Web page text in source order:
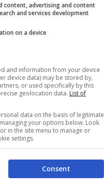
dei
e della
dai
per gli
Buoni
content, advertising and content
and services development
on a device
and information from your device
device data) may be stored by,
or used specifically by this
geolocation data. List of
data on the basis of legitimate
your options below. Look
in the site menu to manage or
settings.
Consent